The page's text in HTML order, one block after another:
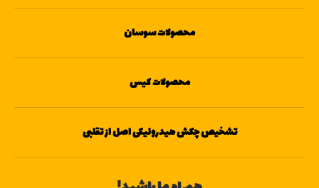
محصولات سوسان
محصولات کیس
تشخیص چکش هیدرولیکی اصل از تقلبی